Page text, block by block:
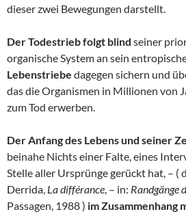
dieser zwei Bewegungen darstellt.
Der Todestrieb folgt blind seiner
organische System an sein
Lebenstriebe dagegen sichern und
das die Organismen in Millionen von
zum Tod erwerben.
Der Anfang des Lebens und seiner
beinahe Nichts einer Falte, eines
Stelle aller Ursprünge gerückt hat, – (
Derrida, La différance, – in: Randgänge
Passagen, 1988 ) im Zusammenhang